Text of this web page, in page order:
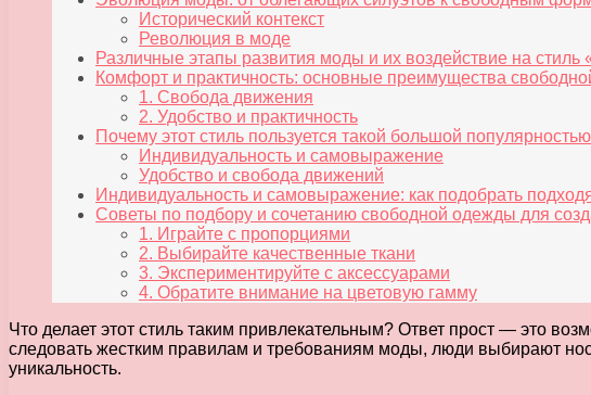
Исторический контекст
Революция в моде
Различные этапы развития моды и их воздействие на
Комфорт и практичность: основные преимущества
1. Свобода движения
2. Удобство и практичность
Почему этот стиль пользуется такой большой
Индивидуальность и самовыражение
Удобство и свобода движений
Индивидуальность и самовыражение: как подобрать
Советы по подбору и сочетанию свободной одежды для
1. Играйте с пропорциями
2. Выбирайте качественные ткани
3. Экспериментируйте с аксессуарами
4. Обратите внимание на цветовую гамму
Что делает этот стиль таким привлекательным? Ответ прост — это
следовать жестким правилам и требованиям моды, люди выбирают
уникальность.